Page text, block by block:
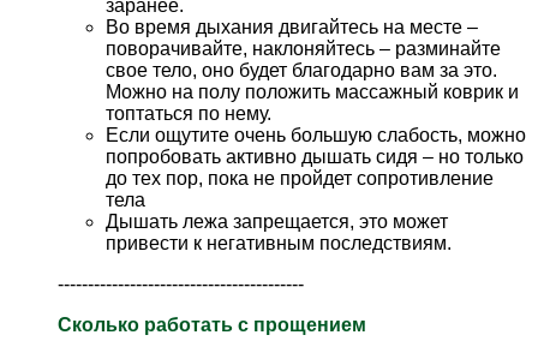
заранее.
Во время дыхания двигайтесь на месте –
поворачивайте, наклоняйтесь – разминайте
свое тело, оно будет благодарно вам за это.
Можно на полу положить массажный коврик и
топтаться по нему.
Если ощутите очень большую слабость, можно
попробовать активно дышать сидя – но только
до тех пор, пока не пройдет сопротивление
тела
Дышать лежа запрещается, это может
привести к негативным последствиям.
-----------------------------------------
Сколько работать с прощением